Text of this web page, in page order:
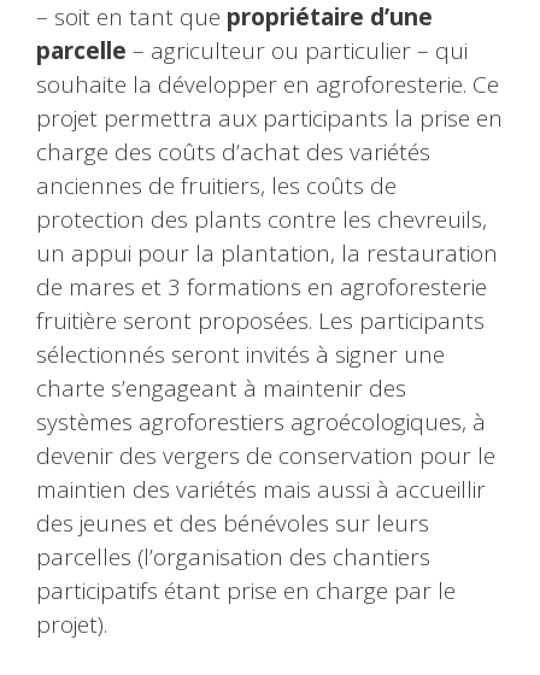
– soit en tant que propriétaire d’une
parcelle – agriculteur ou particulier – qui
souhaite la développer en agroforesterie. Ce
projet permettra aux participants la prise en
charge des coûts d’achat des variétés
anciennes de fruitiers, les coûts de
protection des plants contre les chevreuils,
un appui pour la plantation, la restauration
de mares et 3 formations en agroforesterie
fruitière seront proposées. Les participants
sélectionnés seront invités à signer une
charte s’engageant à maintenir des
systèmes agroforestiers agroécologiques, à
devenir des vergers de conservation pour le
maintien des variétés mais aussi à accueillir
des jeunes et des bénévoles sur leurs
parcelles (l’organisation des chantiers
participatifs étant prise en charge par le
projet).